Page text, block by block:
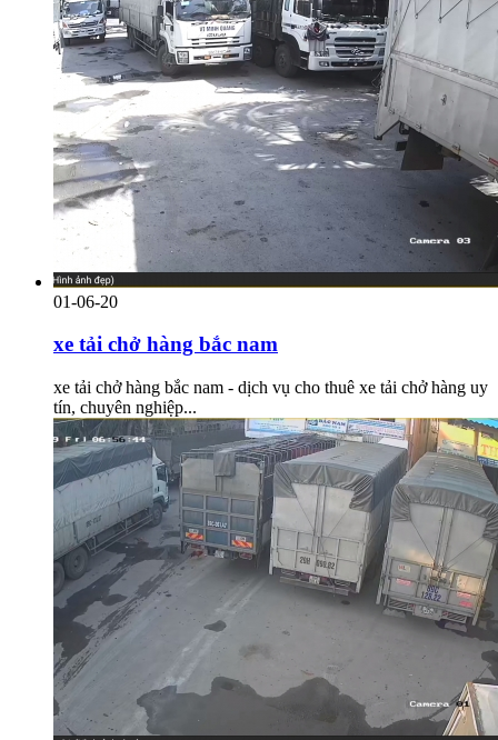
01-06-20
xe tải chở hàng bắc nam
xe tải chở hàng bắc nam - dịch vụ cho thuê xe tải chở hàng uy
tín, chuyên nghiệp...